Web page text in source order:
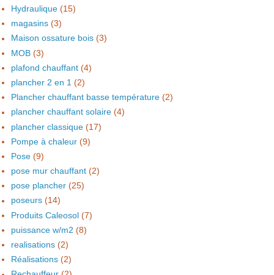
Hydraulique (15)
magasins (3)
Maison ossature bois (3)
MOB (3)
plafond chauffant (4)
plancher 2 en 1 (2)
Plancher chauffant basse température (2)
plancher chauffant solaire (4)
plancher classique (17)
Pompe à chaleur (9)
Pose (9)
pose mur chauffant (2)
pose plancher (25)
poseurs (14)
Produits Caleosol (7)
puissance w/m2 (8)
realisations (2)
Réalisations (2)